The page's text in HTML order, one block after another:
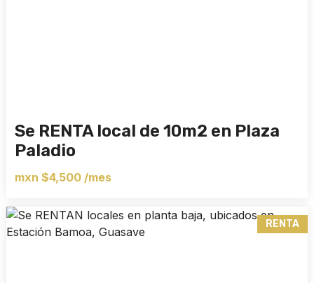
Se RENTA local de 10m2 en Plaza
Paladio
mxn $4,500 /mes
RENTA